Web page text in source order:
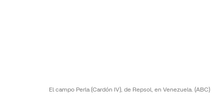
El campo Perla (Cardón IV), de Repsol, en Venezuela. (ABC)